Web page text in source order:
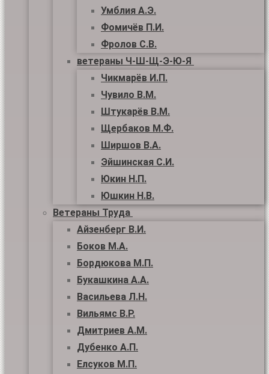
Умблия А.Э.
Фомичёв П.И.
Фролов С.В.
ветераны Ч-Ш-Щ-Э-Ю-Я
Чикмарёв И.П.
Чувило В.М.
Штукарёв В.М.
Щербаков М.Ф.
Ширшов В.А.
Эйшинская С.И.
Юкин Н.П.
Юшкин Н.В.
Ветераны Труда
Айзенберг В.И.
Боков М.А.
Бордюкова М.П.
Букашкина А.А.
Васильева Л.Н.
Вильямс В.Р.
Дмитриев А.М.
Дубенко А.П.
Елсуков М.П.